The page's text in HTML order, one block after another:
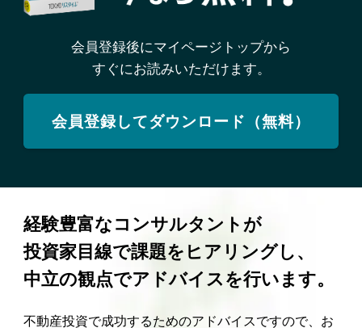
会員登録後にマイページトップから
すぐにお読みいただけます。
会員登録してダウンロード（無料）
経験豊富なコンサルタントが
投資家目線で課題をヒアリングし、
中立の観点でアドバイスを行います。
不動産投資で成功するためのアドバイスですので、お